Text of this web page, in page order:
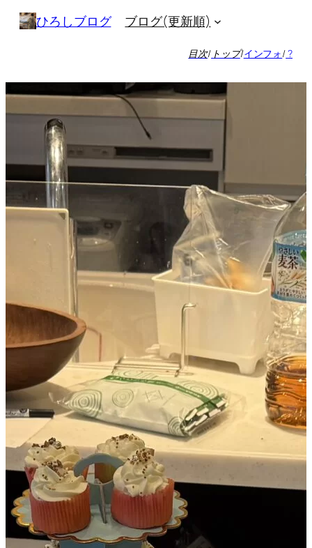
キ
ッ
プ
ひろしブログ ブログ(更新順)
目次/ トップ/インフォ/?